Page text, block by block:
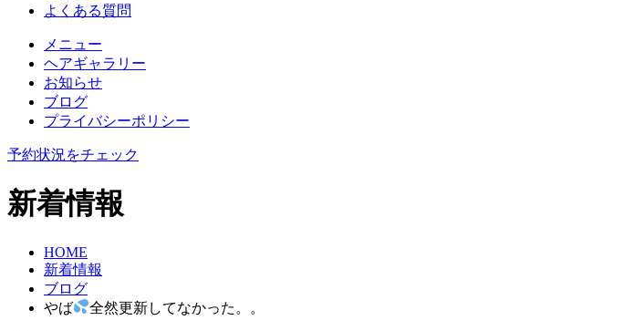
よくある質問
メニュー
ヘアギャラリー
お知らせ
ブログ
プライバシーポリシー
予約状況をチェック
新着情報
HOME
新着情報
ブログ
やば
全然更新してなかった。。